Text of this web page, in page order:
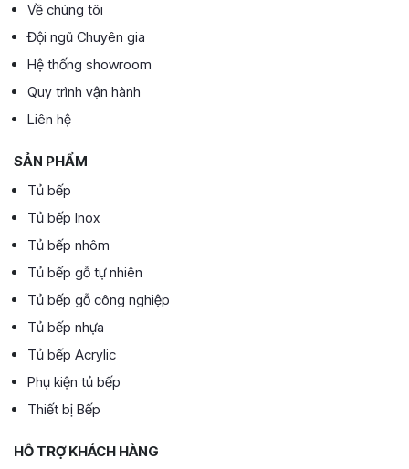
Về chúng tôi
Đội ngũ Chuyên gia
Hệ thống showroom
Quy trình vận hành
Liên hệ
SẢN PHẨM
Tủ bếp
Tủ bếp Inox
Tủ bếp nhôm
Tủ bếp gỗ tự nhiên
Tủ bếp gỗ công nghiệp
Tủ bếp nhựa
Tủ bếp Acrylic
Phụ kiện tủ bếp
Thiết bị Bếp
HỖ TRỢ KHÁCH HÀNG